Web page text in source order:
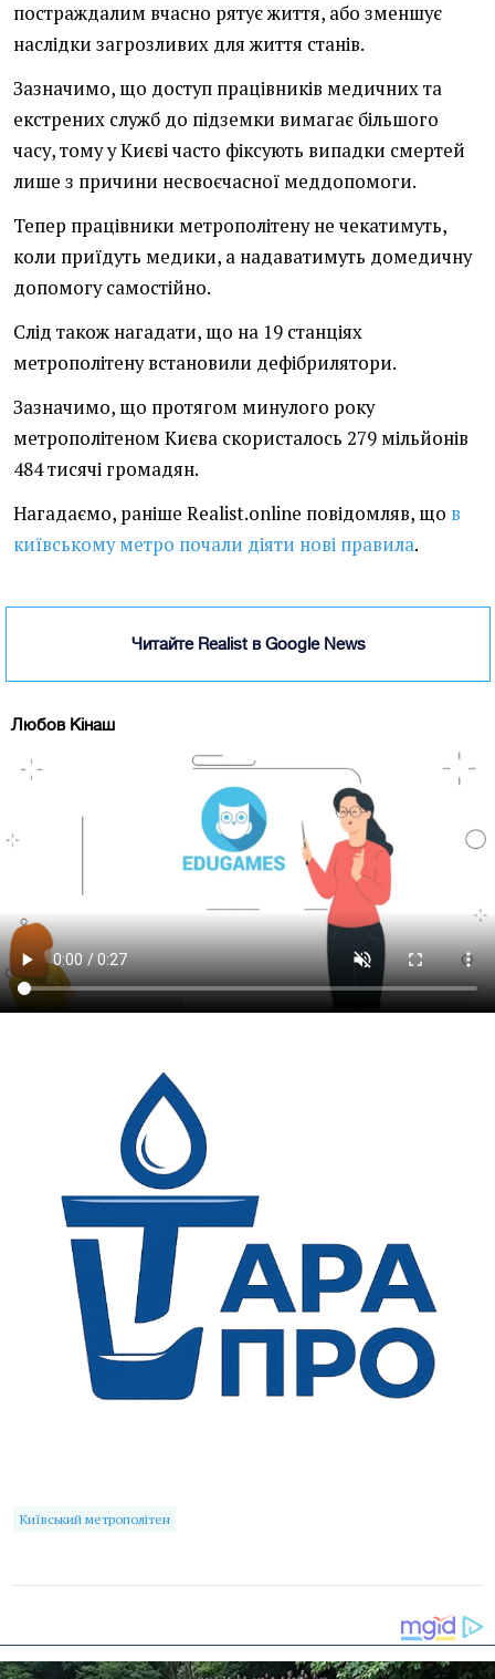
постраждалим вчасно рятує життя, або зменшує
наслідки загрозливих для життя станів.
Зазначимо, що доступ працівників медичних та
екстрених служб до підземки вимагає більшого
часу, тому у Києві часто фіксують випадки смертей
лише з причини несвоєчасної меддопомоги.
Тепер працівники метрополітену не чекатимуть,
коли приїдуть медики, а надаватимуть домедичну
допомогу самостійно.
Слід також нагадати, що на 19 станціях
метрополітену встановили дефібрилятори.
Зазначимо, що протягом минулого року
метрополітеном Києва скористалось 279 мільйонів
484 тисячі громадян.
Нагадаємо, раніше Realist.online повідомляв, що в
київському метро почали діяти нові правила.
Читайте Realist в Google News
Любов Кінаш
Київський метрополітен